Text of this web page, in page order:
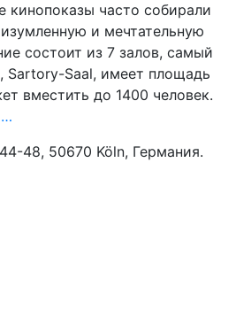
кинопоказы часто собирали
и мечтательную
состоит из 7 залов, самый
Sartory-Saal, имеет площадь
вместить до 1400 человек.
48, 50670 Köln, Германия.